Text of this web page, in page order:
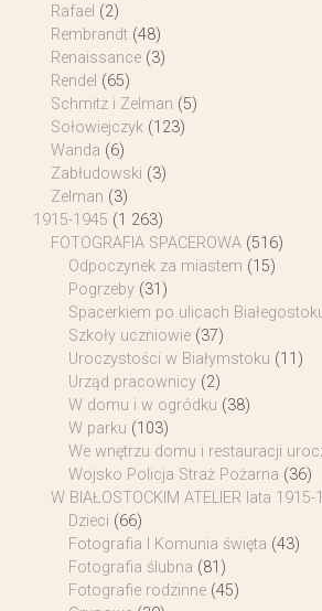
Rafael (2)
Rembrandt (48)
Renaissance (3)
Rendel (65)
Schmitz i Zelman (5)
Sołowiejczyk (123)
Wanda (6)
Zabłudowski (3)
Zelman (3)
1915-1945 (1 263)
FOTOGRAFIA SPACEROWA (516)
Odpoczynek za miastem (15)
Pogrzeby (31)
Spacerkiem po ulicach
Szkoły uczniowie (37)
Uroczystości w Białymstoku (11)
Urząd pracownicy (2)
W domu i w ogródku (38)
W parku (103)
We wnętrzu domu i restauracji
Wojsko Policja Straż Pożarna (36)
W BIAŁOSTOCKIM ATELIER lata 1915-
Dzieci (66)
Fotografia I Komunia święta (43)
Fotografia ślubna (81)
Fotografie rodzinne (45)